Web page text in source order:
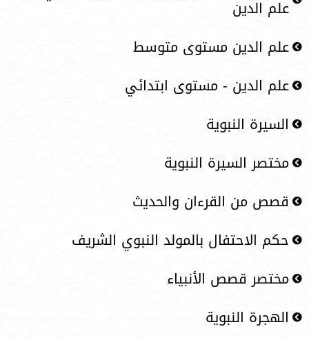
علم الدين
علم الدين مستوى متوسط
علم الدين - مستوى ابتدائي
السيرة النبوية
مختصر السيرة النبوية
قصص من القرءان والحديث
حكم الاحتفال بالمولد النبوي الشريف
مختصر قصص الأنبياء
الهجرة النبوية